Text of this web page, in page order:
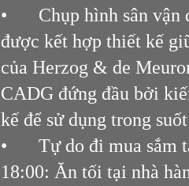
•
Chụp hình sân
được kết hợp thiết kế
của Herzog & de
CADG đứng đầu bởi
kế để sử dụng trong
•
Tự do đi mua sắm
18:00: Ăn tối tại nhà